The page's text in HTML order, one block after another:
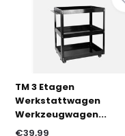
TM 3 Etagen
Werkstattwagen
Werkzeugwagen...
€39,99